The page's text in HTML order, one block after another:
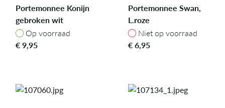
Portemonnee Konijn
gebroken wit
Op voorraad
Op voorraad
€9,95
Portemonnee Swan,
L.roze
Niet op voorraad
Niet op voorraad
€6,95